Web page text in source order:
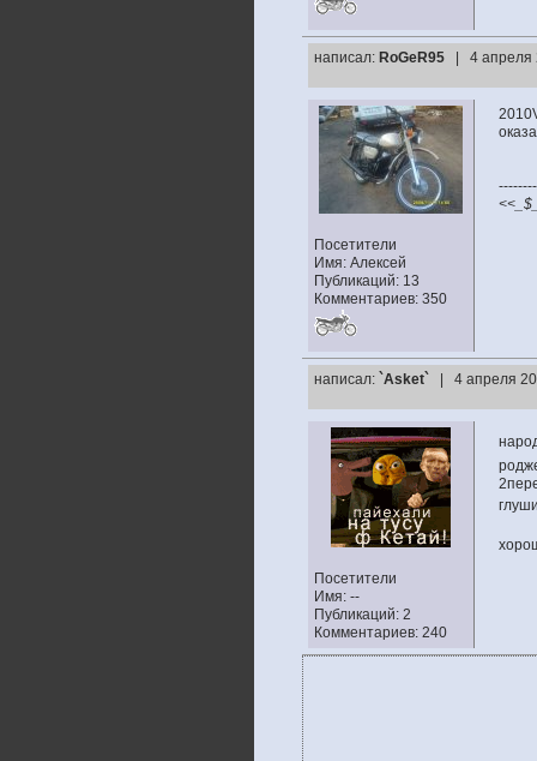
написал: RoGeR95 | 4
Посетители
Имя: Алексей
Публикаций: 13
Комментариев: 350
написал: `Asket` | 4 апреля
Посетители
Имя: --
Публикаций: 2
Комментариев: 240